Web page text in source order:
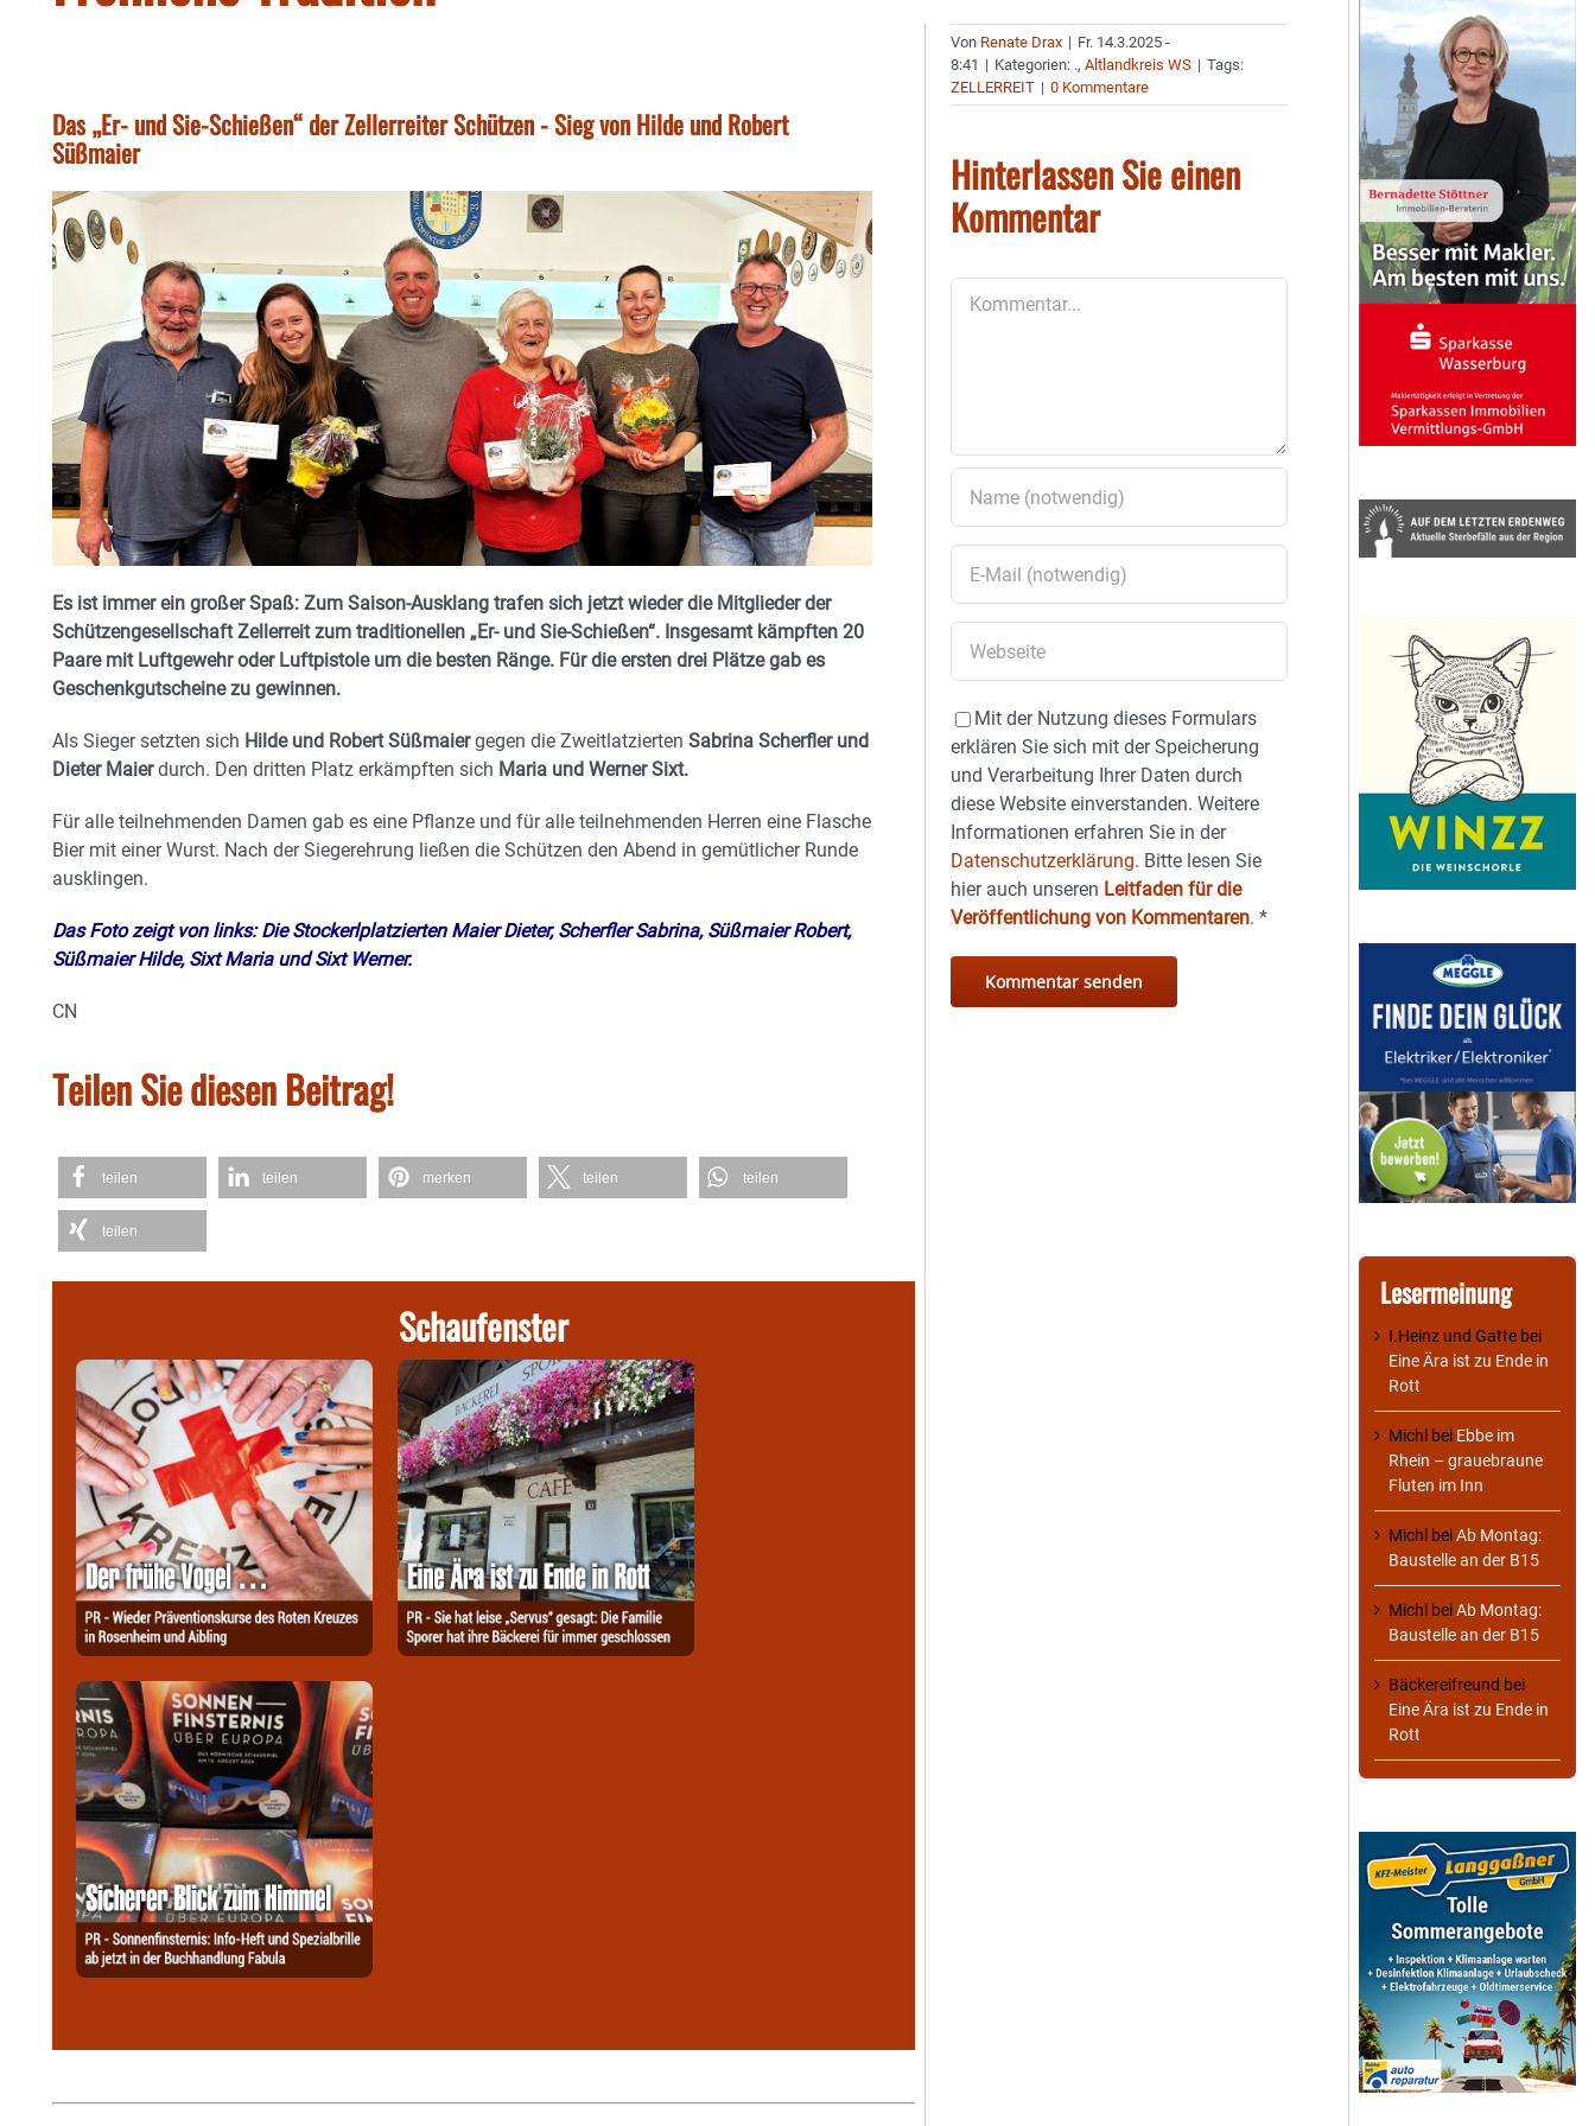
Das „Er- und Sie-Schießen“ der Zellerreiter Schützen - Sieg von Hilde und Robert
Süßmaier
Es ist immer ein großer Spaß: Zum Saison-Ausklang trafen sich jetzt wieder die Mitglieder der
Schützengesellschaft Zellerreit zum traditionellen „Er- und Sie-Schießen“. Insgesamt kämpften 20
Paare mit Luftgewehr oder Luftpistole um die besten Ränge. Für die ersten drei Plätze gab es
Geschenkgutscheine zu gewinnen.
Als Sieger setzten sich Hilde und Robert Süßmaiergegen die Zweitlatzierten Sabrina Scherfler und
Dieter Maierdurch. Den dritten Platz erkämpften sich Maria und Werner Sixt.
Für alle teilnehmenden Damen gab es eine Pflanze und für alle teilnehmenden Herren eine Flasche
Bier mit einer Wurst. Nach der Siegerehrung ließen die Schützen den Abend in gemütlicher Runde
ausklingen.
Das Foto zeigt von links: Die Stockerlplatzierten Maier Dieter, Scherfler Sabrina, Süßmaier Robert,
Süßmaier Hilde, Sixt Maria und Sixt Werner.
CN
Teilen Sie diesen Beitrag!
teilen teilen merken teilen teilen
teilen
Schaufenster
Von Renate Drax | Fr. 14.3.2025 -
8:41 | Kategorien: .,Altlandkreis WS | Tags:
ZELLERREIT | 0 Kommentare
Hinterlassen Sie einen
Kommentar
Mit der Nutzung dieses Formulars
erklären Sie sich mit der Speicherung
und Verarbeitung Ihrer Daten durch
diese Website einverstanden. Weitere
Informationen erfahren Sie in der
Datenschutzerklärung. Bitte lesen Sie
hier auch unseren Leitfaden für die
Veröffentlichung von Kommentaren.*
Lesermeinung
I.Heinz und Gatte bei
Eine Ära ist zu Ende in
Rott
Michl bei Ebbe im
Rhein – grauebraune
Fluten im Inn
Michl beiAb Montag:
Baustelle an der B15
Michl beiAb Montag:
Baustelle an der B15
Bäckereifreund bei
Eine Ära ist zu Ende in
Rott